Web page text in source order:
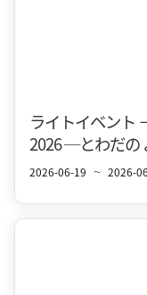
ライトイベント
2026 ─とわだの
2026-06-19 〜 2026-